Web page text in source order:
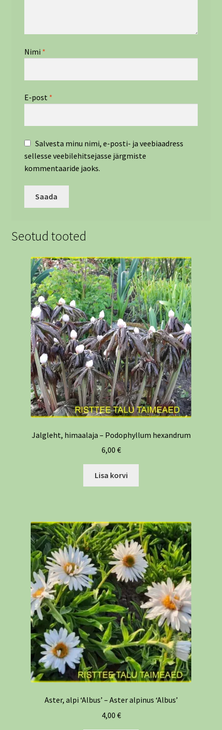
Nimi *
E-post *
Salvesta minu nimi, e-posti- ja veebiaadress
sellesse veebilehitsejasse järgmiste
kommentaaride jaoks.
Seotud tooted
Jalgleht, himaalaja – Podophyllum hexandrum
6,00 €
Lisa korvi
Aster, alpi ‘Albus’ – Aster alpinus ‘Albus’
4,00 €